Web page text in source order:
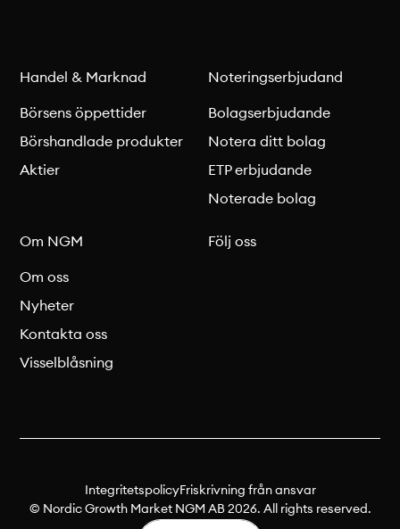
Handel & Marknad
Börsens öppettider
Börshandlade produkter
Aktier
Noteringserbjudand
Bolagserbjudande
Notera ditt bolag
ETP erbjudande
Noterade bolag
Om NGM
Om oss
Nyheter
Kontakta oss
Visselblåsning
Följ oss
IntegritetspolicyFriskrivning från ansvar
© Nordic Growth Market NGM AB 2026. All rights reserved.